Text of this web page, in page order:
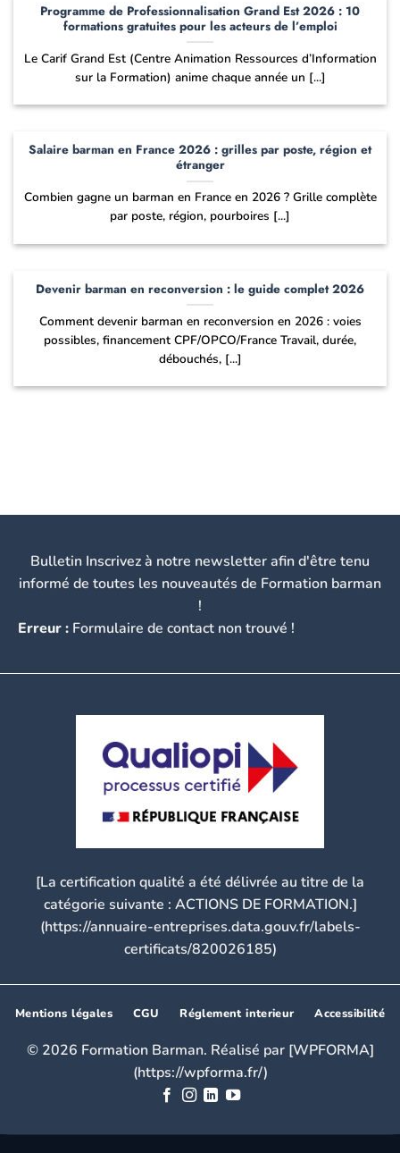
Programme de Professionnalisation Grand Est 2026 : 10
formations gratuites pour les acteurs de l’emploi
Le Carif Grand Est (Centre Animation Ressources d’Information
sur la Formation) anime chaque année un [...]
Salaire barman en France 2026 : grilles par poste, région et
étranger
Combien gagne un barman en France en 2026 ? Grille complète
par poste, région, pourboires [...]
Devenir barman en reconversion : le guide complet 2026
Comment devenir barman en reconversion en 2026 : voies
possibles, financement CPF/OPCO/France Travail, durée,
débouchés, [...]
Bulletin Inscrivez à notre newsletter afin d'être tenu
informé de toutes les nouveautés de Formation barman
!
Erreur : Formulaire de contact non trouvé !
[La certification qualité a été délivrée au titre de la
catégorie suivante : ACTIONS DE FORMATION.]
(https://annuaire-entreprises.data.gouv.fr/labels-
certificats/820026185)
Mentions légales CGU Réglement interieur Accessibilité
© 2026 Formation Barman. Réalisé par [WPFORMA]
(https://wpforma.fr/)